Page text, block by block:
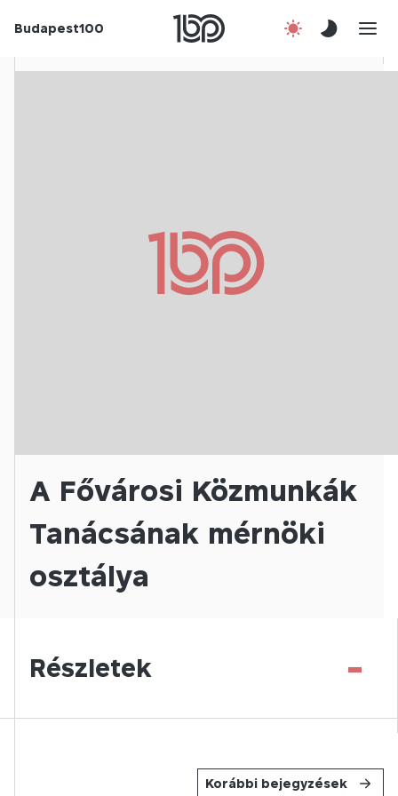
Budapest100 Rólunk
Korábbi évek
A Fővárosi Közmunkák
Tanácsának mérnöki
osztálya
Részletek -
Korábbi bejegyzések